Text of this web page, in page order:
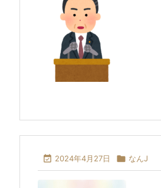
 2024年4月27日  なんJ